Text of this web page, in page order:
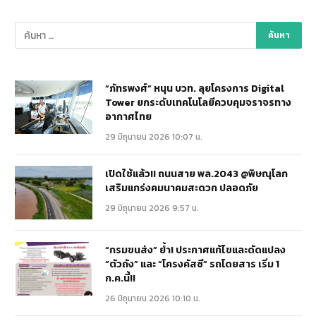
“ภัทรพงศ์” หนุน บวท. ลุยโครงการ Digital
Tower ยกระดับเทคโนโลยีควบคุมจราจรทาง
อากาศไทย
29 มิถุนายน 2026 10:07 น.
เปิดใช้แล้ว!! ถนนสาย พล.2043 @พิษณุโลก
เสริมแกร่งคมนาคมสะดวก ปลอดภัย
29 มิถุนายน 2026 9:57 น.
“กรมขนส่ง” ย้ำ! ประกาศแก้ไขและดัดแปลง
“ตัวถัง” และ “โครงคัสซี” รถโดยสาร เริ่ม 1
ก.ค.นี้!!
26 มิถุนายน 2026 10:10 น.